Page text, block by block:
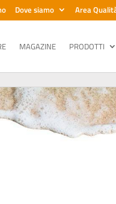
Dove siamo Area
MAGAZINE PRODOTTI